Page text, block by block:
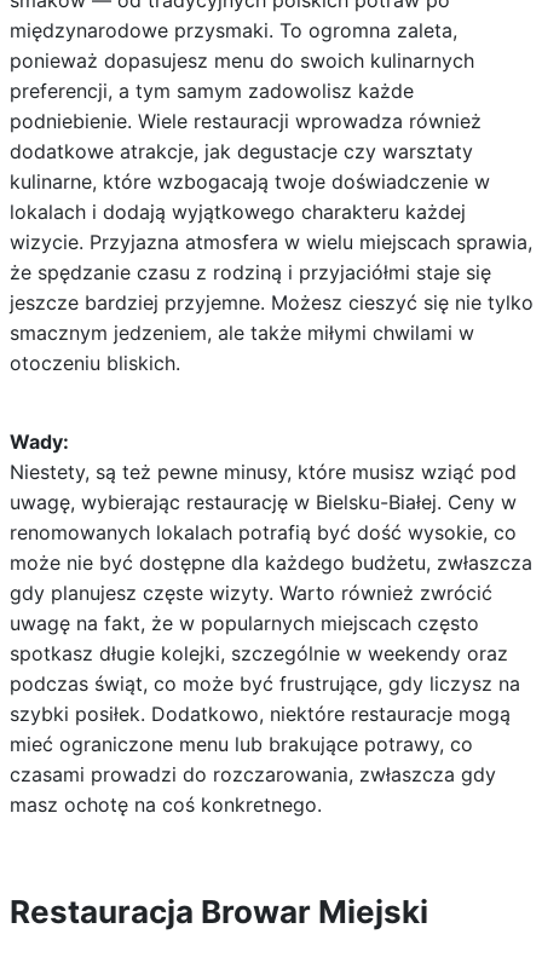
międzynarodowe przysmaki. To ogromna zaleta,
ponieważ dopasujesz menu do swoich kulinarnych
preferencji, a tym samym zadowolisz każde
podniebienie. Wiele restauracji wprowadza również
dodatkowe atrakcje, jak degustacje czy warsztaty
kulinarne, które wzbogacają twoje doświadczenie w
lokalach i dodają wyjątkowego charakteru każdej
wizycie. Przyjazna atmosfera w wielu miejscach sprawia,
że spędzanie czasu z rodziną i przyjaciółmi staje się
jeszcze bardziej przyjemne. Możesz cieszyć się nie tylko
smacznym jedzeniem, ale także miłymi chwilami w
otoczeniu bliskich.
Wady:
Niestety, są też pewne minusy, które musisz wziąć pod
uwagę, wybierając restaurację w Bielsku-Białej. Ceny w
renomowanych lokalach potrafią być dość wysokie, co
może nie być dostępne dla każdego budżetu, zwłaszcza
gdy planujesz częste wizyty. Warto również zwrócić
uwagę na fakt, że w popularnych miejscach często
spotkasz długie kolejki, szczególnie w weekendy oraz
podczas świąt, co może być frustrujące, gdy liczysz na
szybki posiłek. Dodatkowo, niektóre restauracje mogą
mieć ograniczone menu lub brakujące potrawy, co
czasami prowadzi do rozczarowania, zwłaszcza gdy
masz ochotę na coś konkretnego.
Restauracja Browar Miejski